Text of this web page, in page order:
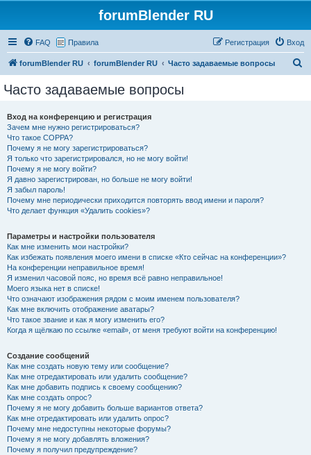
forumBlender RU
FAQ Правила Вход
Регистрация
forumBlender RU forumBlender RU Часто задаваемые вопросы
Часто задаваемые вопросы
Вход на конференцию и регистрация
Зачем мне нужно регистрироваться?
Что такое COPPA?
Почему я не могу зарегистрироваться?
Я только что зарегистрировался, но не могу войти!
Почему я не могу войти?
Я давно зарегистрирован, но больше не могу войти!
Я забыл пароль!
Почему мне периодически приходится повторять ввод имени и пароля?
Что делает функция «Удалить cookies»?
Параметры и настройки пользователя
Как мне изменить мои настройки?
Как избежать появления моего имени в списке «Кто сейчас на конференции»?
На конференции неправильное время!
Я изменил часовой пояс, но время всё равно неправильное!
Моего языка нет в списке!
Что означают изображения рядом с моим именем пользователя?
Как мне включить отображение аватары?
Что такое звание и как я могу изменить его?
Когда я щёлкаю по ссылке «email», от меня требуют войти на конференцию!
Создание сообщений
Как мне создать новую тему или сообщение?
Как мне отредактировать или удалить сообщение?
Как мне добавить подпись к своему сообщению?
Как мне создать опрос?
Почему я не могу добавить больше вариантов ответа?
Как мне отредактировать или удалить опрос?
Почему мне недоступны некоторые форумы?
Почему я не могу добавлять вложения?
Почему я получил предупреждение?